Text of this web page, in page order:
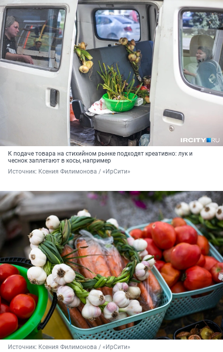
К подаче товара на стихийном рынке подходят креативно: лук и
чеснок заплетают в косы, например
Источник: Ксения Филимонова / «ИрСити»
Источник: Ксения Филимонова / «ИрСити»